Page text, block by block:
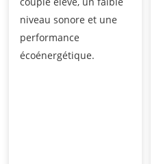
niveau sonore et une
performance
écoénergétique.